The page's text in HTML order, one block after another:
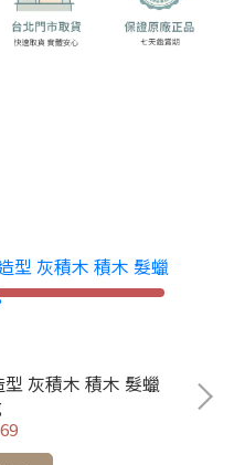
灰積木 積木 髮蠟